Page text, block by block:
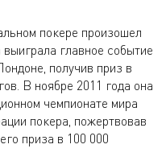
покере произошел
главное событие
получив приз в
В ноябре 2011 года она
чемпионате мира
покера, пожертвовав
приза в 100 000